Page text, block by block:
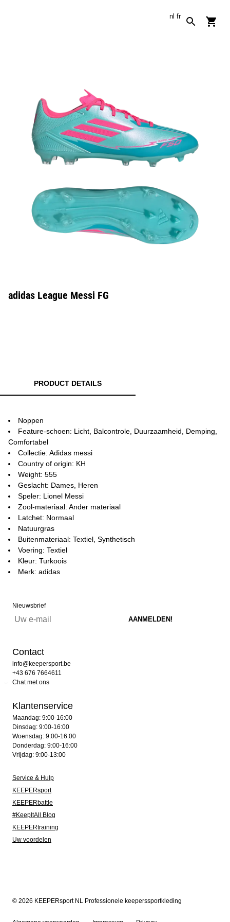
nl fr
adidas League Messi FG
PRODUCT DETAILS
Noppen
Feature-schoen: Licht, Balcontrole, Duurzaamheid, Demping,
Comfortabel
Collectie: Adidas messi
Country of origin: KH
Weight: 555
Geslacht: Dames, Heren
Speler: Lionel Messi
Zool-materiaal: Ander materiaal
Latchet: Normaal
Natuurgras
Buitenmateriaal: Textiel, Synthetisch
Voering: Textiel
Kleur: Turkoois
Merk: adidas
Nieuwsbrief
Contact
info@keepersport.be
+43 676 7664611
Chat met ons
Klantenservice
Maandag: 9:00-16:00
Dinsdag: 9:00-16:00
Woensdag: 9:00-16:00
Donderdag: 9:00-16:00
Vrijdag: 9:00-13:00
Service & Hulp
KEEPERsport
KEEPERbattle
#KeepItAll Blog
KEEPERtraining
Uw voordelen
© 2026 KEEPERsport NL Professionele keeperssportkleding